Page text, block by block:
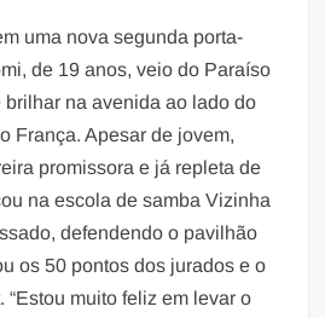
uma nova segunda porta-
de 19 anos, veio do Paraíso
brilhar na avenida ao lado do
França. Apesar de jovem,
promissora e já repleta de
na escola de samba Vizinha
defendendo o pavilhão
os 50 pontos dos jurados e o
“Estou muito feliz em levar o